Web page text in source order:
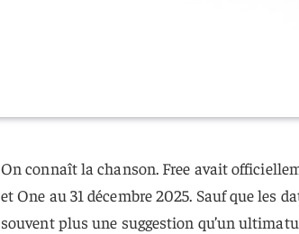
On connaît la chanson. Free avait
et One au 31 décembre 2025. Sauf que les
souvent plus une suggestion qu’un